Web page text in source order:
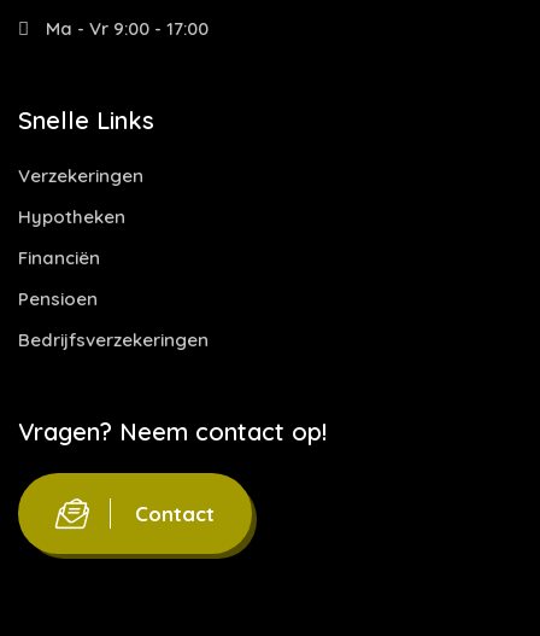
Ma - Vr 9:00 - 17:00
Snelle Links
Verzekeringen
Hypotheken
Financiën
Pensioen
Bedrijfsverzekeringen
Vragen? Neem contact op!
Contact